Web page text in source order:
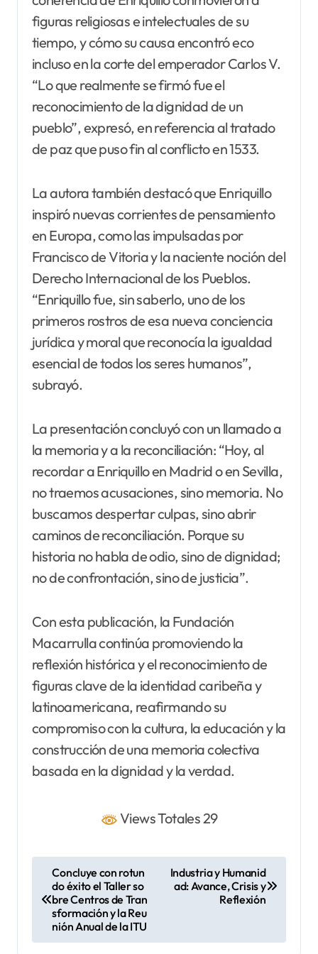
figuras religiosas e intelectuales de su
tiempo, y cómo su causa encontró eco
incluso en la corte del emperador Carlos V.
“Lo que realmente se firmó fue el
reconocimiento de la dignidad de un
pueblo”, expresó, en referencia al tratado
de paz que puso fin al conflicto en 1533.
La autora también destacó que Enriquillo
inspiró nuevas corrientes de pensamiento
en Europa, como las impulsadas por
Francisco de Vitoria y la naciente noción del
Derecho Internacional de los Pueblos.
“Enriquillo fue, sin saberlo, uno de los
primeros rostros de esa nueva conciencia
jurídica y moral que reconocía la igualdad
esencial de todos los seres humanos”,
subrayó.
La presentación concluyó con un llamado a
la memoria y a la reconciliación: “Hoy, al
recordar a Enriquillo en Madrid o en Sevilla,
no traemos acusaciones, sino memoria. No
buscamos despertar culpas, sino abrir
caminos de reconciliación. Porque su
historia no habla de odio, sino de dignidad;
no de confrontación, sino de justicia”.
Con esta publicación, la Fundación
Macarrulla continúa promoviendo la
reflexión histórica y el reconocimiento de
figuras clave de la identidad caribeña y
latinoamericana, reafirmando su
compromiso con la cultura, la educación y la
construcción de una memoria colectiva
basada en la dignidad y la verdad.
Views Totales 29
e
Concluye con rotun
do éxito el Taller so
bre Centros de Tran
sformación y la Reu
nión Anual de la ITU
Industria y Humanid
ad: Avance, Crisis y
Reflexión